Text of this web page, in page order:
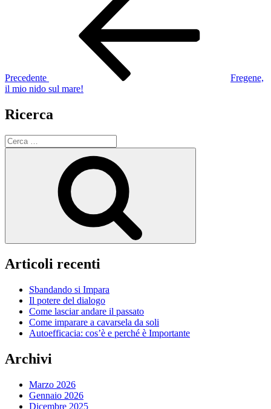
Precedente
Fregene,
il mio nido sul mare!
Ricerca
Cerca:
Articoli recenti
Sbandando si Impara
Il potere del dialogo
Come lasciar andare il passato
Come imparare a cavarsela da soli
Autoefficacia: cos’è e perché è Importante
Archivi
Marzo 2026
Gennaio 2026
Dicembre 2025